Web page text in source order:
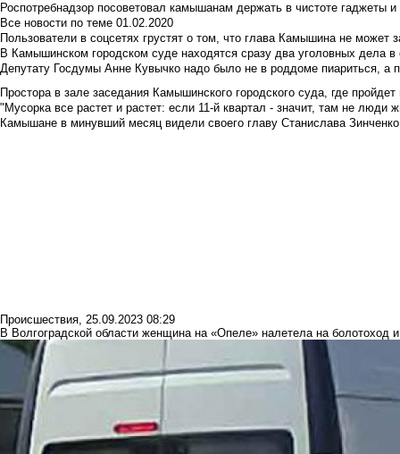
Роспотребнадзор посоветовал камышанам держать в чистоте гаджеты
Все новости по теме 01.02.2020
Пользователи в соцсетях грустят о том, что глава Камышина не может
В Камышинском городском суде находятся сразу два уголовных дела
Депутату Госдумы Анне Кувычко надо было не в роддоме пиариться, а
Простора в зале заседания Камышинского городского суда, где
"Мусорка все растет и растет: если 11-й квартал - значит, там не люди
Камышане в минувший месяц видели своего главу Станислава Зинченко
Происшествия, 25.09.2023 08:29
В Волгоградской области женщина на «Опеле» налетела на болотоход